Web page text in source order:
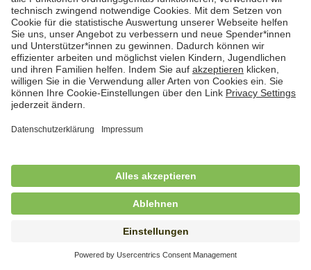
Nahrungszubereitung
in Vollzeit (38,5 Std./Wo.), SOS-Kinderdorf
Saarbrücken, Saarbrücken
Hauswirtschaftskraft (m/w/d)
in Teilzeit (mind. 20 - max. 30 Std./.Wo.), SOS-
Hauswirtschaftskraft (m/w/d)
in unbefristeter Anstellung, Teilzeit (20 Std./Wo.), SOS-
Kinderdorf Dortmund, Hagen